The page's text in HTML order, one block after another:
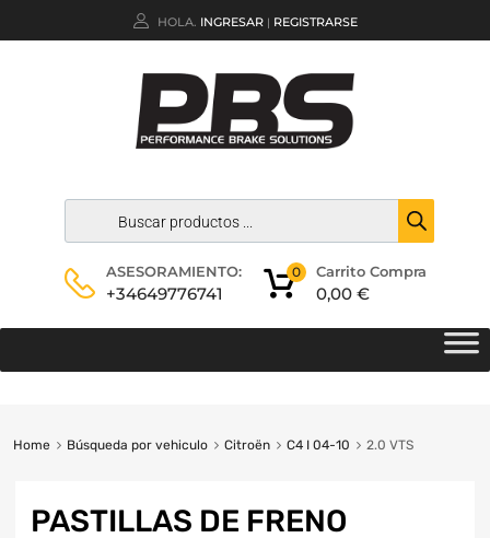
HOLA. INGRESAR | REGISTRARSE
ASESORAMIENTO:
+34649776741
Carrito Compra
0,00 €
0
Home Búsqueda por vehiculo Citroën C4 I 04-10 2.0 VTS
PASTILLAS DE FRENO